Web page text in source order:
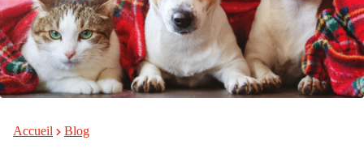
Accueil Blog